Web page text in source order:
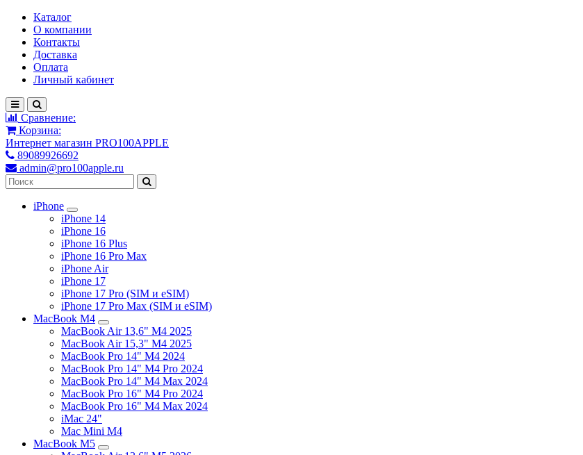
Каталог
О компании
Контакты
Доставка
Оплата
Личный кабинет
Сравнение:
Корзина:
Интернет магазин PRO100APPLE
89089926692
admin@pro100apple.ru
iPhone
iPhone 14
iPhone 16
iPhone 16 Plus
iPhone 16 Pro Max
iPhone Air
iPhone 17
iPhone 17 Pro (SIM и eSIM)
iPhone 17 Pro Max (SIM и eSIM)
MacBook M4
MacBook Air 13,6" M4 2025
MacBook Air 15,3" M4 2025
MacBook Pro 14" M4 2024
MacBook Pro 14" M4 Pro 2024
MacBook Pro 14" M4 Max 2024
MacBook Pro 16" M4 Pro 2024
MacBook Pro 16" M4 Max 2024
iMac 24"
Mac Mini M4
MacBook M5